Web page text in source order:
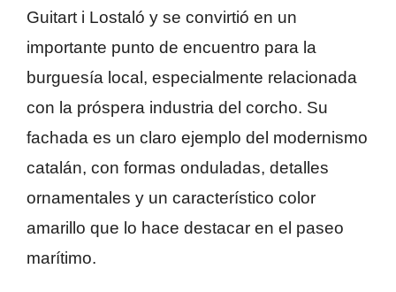
Guitart i Lostaló y se convirtió en un
importante punto de encuentro para la
burguesía local, especialmente relacionada
con la próspera industria del corcho. Su
fachada es un claro ejemplo del modernismo
catalán, con formas onduladas, detalles
ornamentales y un característico color
amarillo que lo hace destacar en el paseo
marítimo.